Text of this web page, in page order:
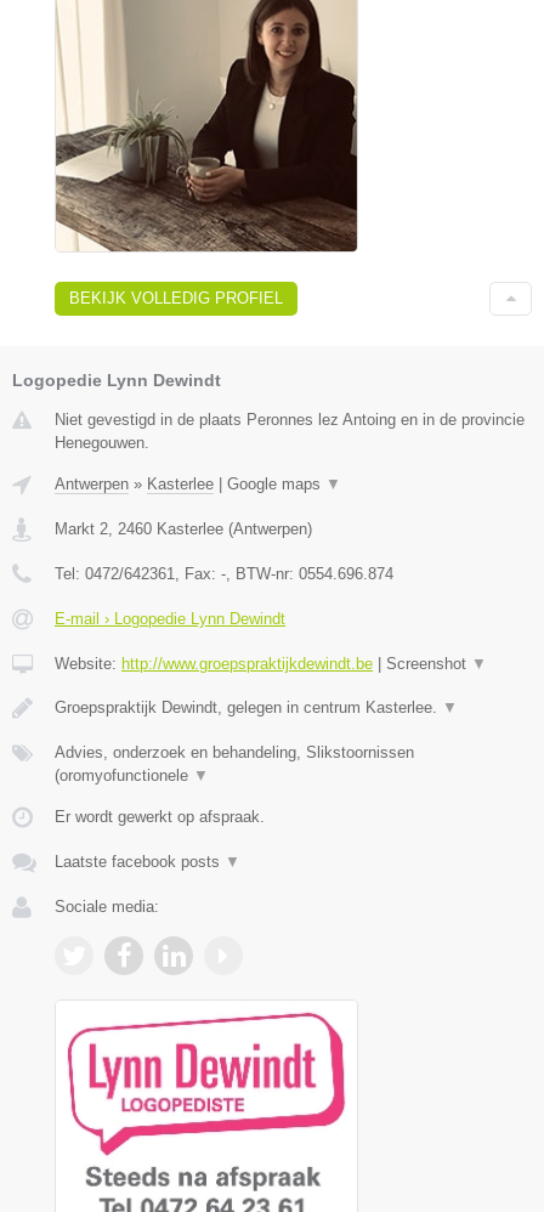
BEKIJK VOLLEDIG PROFIEL
Logopedie Lynn Dewindt
Niet gevestigd in de plaats Peronnes lez Antoing en in de provincie
Henegouwen.
Antwerpen » Kasterlee Google maps ▼
Markt 2, 2460 Kasterlee (Antwerpen)
Tel: 0472/642361, Fax: -, BTW-nr: 0554.696.874
E-mail › Logopedie Lynn Dewindt
Website: http://www.groepspraktijkdewindt.be Screenshot ▼
Groepspraktijk Dewindt, gelegen in centrum Kasterlee. ▼
Advies, onderzoek en behandeling, Slikstoornissen
(oromyofunctionele ▼
Er wordt gewerkt op afspraak.
Laatste facebook posts ▼
Sociale media: